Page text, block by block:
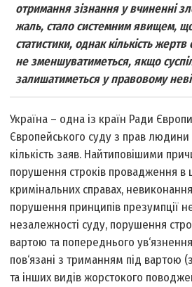
отримання зізнання у вчиненні
жаль, стало системним явищем,
статистики, однак кількість жертв
не зменшуватиметься, якщо
залишатиметься у правовому
Україна – одна із країн Ради
Європейського суду з прав
кількість заяв. Найтиповішими
порушення строків провадження в
кримінальних справах,
порушення принципів презумпції
незалежності суду, порушення
вартою та попереднього
пов‘язані з триманням під вартою
та інших видів жорстокого